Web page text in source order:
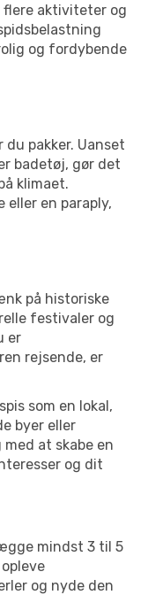
aktiviteter og
og fordybende
pakker. Uanset
badetøj, gør det
klimaet.
eller en paraply,
på historiske
festivaler og
er
rejsende, er
som en lokal,
byer eller
at skabe en
og dit
mindst 3 til 5
og nyde den